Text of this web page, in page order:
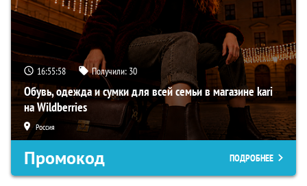
16:55:57 Получили: 30
Обувь, одежда и сумки для всей семьи в магазине kari
на Wildberries
Россия
Промокод ПОДРОБНЕЕ